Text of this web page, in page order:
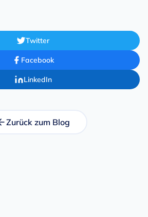
Twitter
Facebook
LinkedIn
Zurück zum Blog